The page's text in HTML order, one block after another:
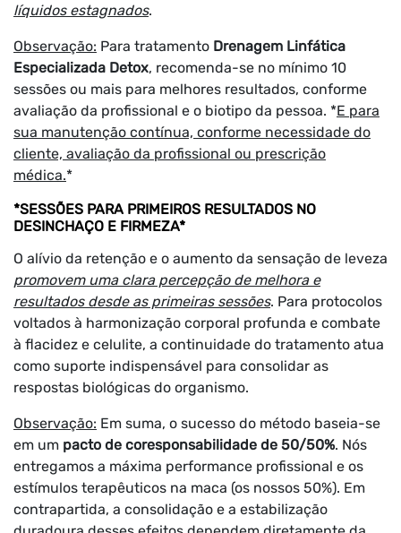
líquidos estagnados.
Observação: Para tratamento Drenagem Linfática
Especializada Detox, recomenda-se no mínimo 10
sessões ou mais para melhores resultados, conforme
avaliação da profissional e o biotipo da pessoa. *E para
sua manutenção contínua, conforme necessidade do
cliente, avaliação da profissional ou prescrição
médica.*
*SESSÕES PARA PRIMEIROS RESULTADOS NO
DESINCHAÇO E FIRMEZA*
O alívio da retenção e o aumento da sensação de leveza
promovem uma clara percepção de melhora e
resultados desde as primeiras sessões. Para protocolos
voltados à harmonização corporal profunda e combate
à flacidez e celulite, a continuidade do tratamento atua
como suporte indispensável para consolidar as
respostas biológicas do organismo.
Observação: Em suma, o sucesso do método baseia-se
em um pacto de coresponsabilidade de 50/50%. Nós
entregamos a máxima performance profissional e os
estímulos terapêuticos na maca (os nossos 50%). Em
contrapartida, a consolidação e a estabilização